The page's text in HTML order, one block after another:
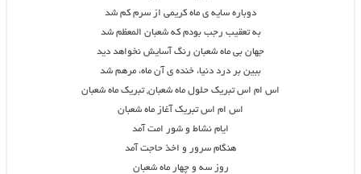
دوباره سایه ی ماه کریمی از سرم کم شد
به تعقیب رجب بودم که شعبان المعظم شد
جهان بی ماه شعبان رنگ آسایش نخواهد دید
ببین بر درد دنیا، خنده ی آن ماه، مرهم شد
اس ام اس تبریک حلول ماه شعبان, تبریک ماه شعبان
اس ام اس تبریک آغاز ماه شعبان
ایام نشاط و شور امت آمد
هنگام سرور و اخذ حاجت آمد
روز سه و چهار ماه شعبان